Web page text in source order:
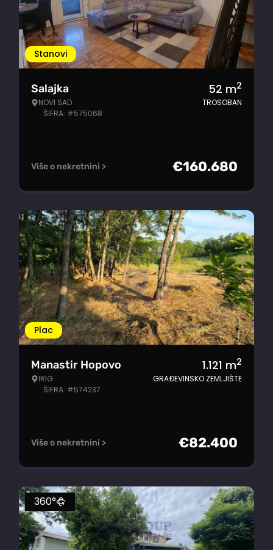
Stanovi
Salajka
NOVI SAD
ŠIFRA: #575068
52 m2
TROSOBAN
Više o nekretnini > €160.680
Plac
Manastir Hopovo
IRIG
ŠIFRA: #574237
1.121 m2
GRAĐEVINSKO ZEMLJIŠTE
Više o nekretnini > €82.400
360°